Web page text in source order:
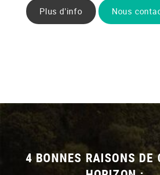
Plus d'info Nous
4 BONNES RAISONS DE